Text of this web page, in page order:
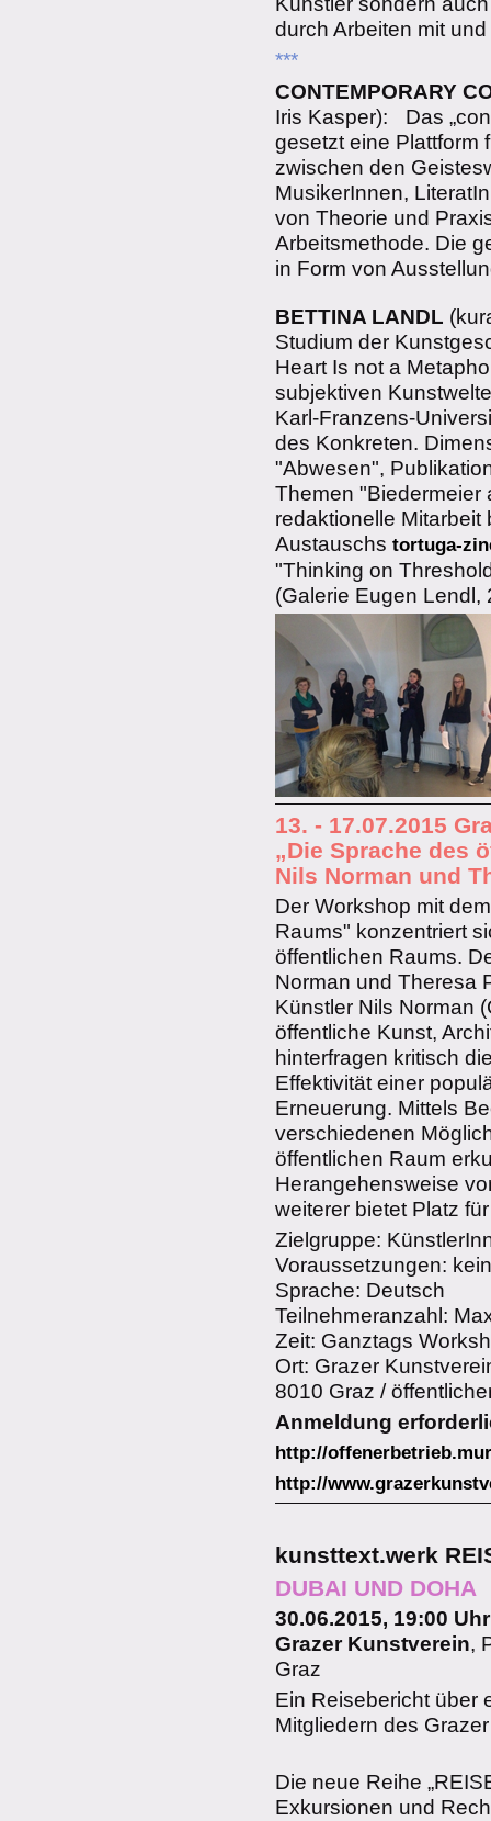
durch Arbeiten mit
***
CONTEMPORARY
Iris Kasper): Das
gesetzt eine Plattform
zwischen den
MusikerInnen,
von Theorie und
Arbeitsmethode. Die
in Form von
BETTINA LANDL
Studium der
Heart Is not a
subjektiven
Karl-Franzens-
des Konkreten.
"Abwesen",
Themen "Biedermeier
redaktionelle Mitarbeit
Austauschs tortuga-
"Thinking on
(Galerie Eugen Lendl,
13. - 17.07.2015
„Die Sprache des
Nils Norman und
Der Workshop mit
Raums" konzentriert
öffentlichen Raums.
Norman und Theresa
Künstler Nils Norman
öffentliche Kunst,
hinterfragen kritisch
Effektivität einer
Erneuerung. Mittels
verschiedenen
öffentlichen Raum
Herangehensweise
weiterer bietet Platz
Zielgruppe:
Voraussetzungen:
Sprache: Deutsch
Teilnehmeranzahl:
Zeit: Ganztags
Ort: Grazer
8010 Graz /
Anmeldung
http://
http://
kunsttext.werk
DUBAI UND DOHA
30.06.2015, 19:00 Uhr
Grazer Kunstverein,
Graz
Ein Reisebericht über
Mitgliedern des
Die neue Reihe
Exkursionen und